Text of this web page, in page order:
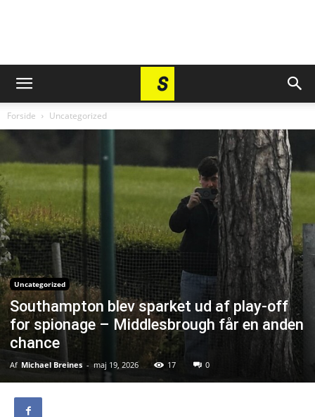
Forside Uncategorized
Uncategorized
Southampton blev sparket ud af play-off
for spionage – Middlesbrough får en anden
chance
Af Michael Breines - maj 19, 2026 17 0